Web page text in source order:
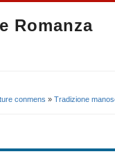
Romanza
conmens » Tradizione